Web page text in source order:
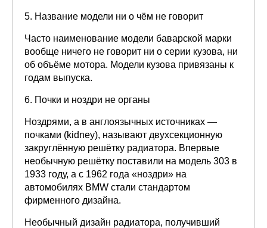
5. Название модели ни о чём не говорит
Часто наименование модели баварской марки
вообще ничего не говорит ни о серии кузова, ни
об объёме мотора. Модели кузова привязаны к
годам выпуска.
6. Почки и ноздри не органы
Ноздрями, а в англоязычных источниках —
почками (kidney), называют двухсекционную
закруглённую решётку радиатора. Впервые
необычную решётку поставили на модель 303 в
1933 году, а с 1962 года «ноздри» на
автомобилях BMW стали стандартом
фирменного дизайна.
Необычный дизайн радиатора, получивший